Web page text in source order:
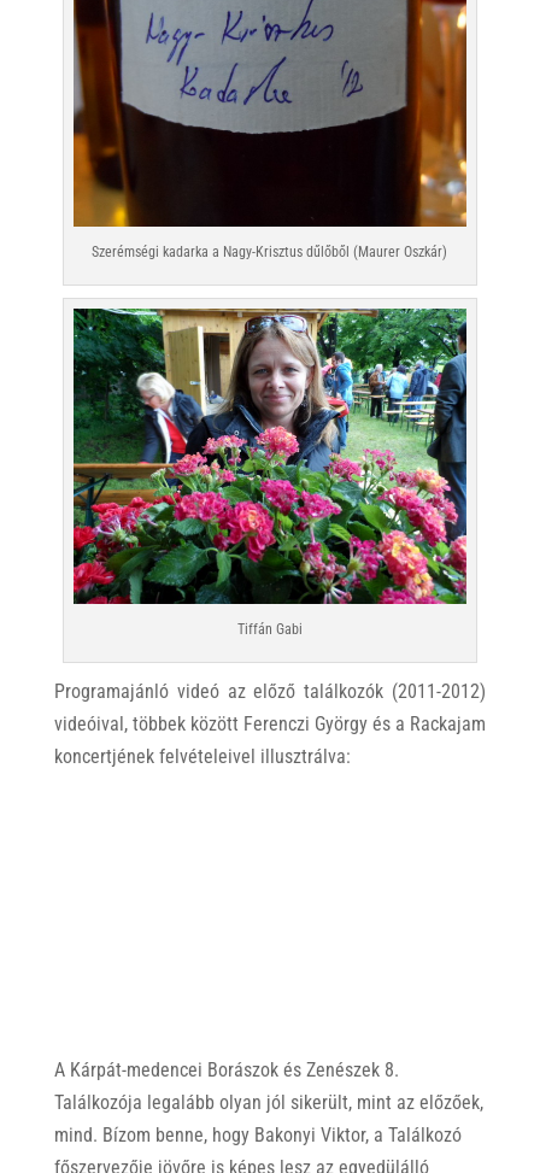
Szerémségi kadarka a Nagy-Krisztus dűlőből (Maurer Oszkár)
Tiffán Gabi
Programajánló videó az előző találkozók (2011-2012)
videóival, többek között Ferenczi György és a Rackajam
koncertjének felvételeivel illusztrálva:
A Kárpát-medencei Borászok és Zenészek 8.
Találkozója legalább olyan jól sikerült, mint az előzőek,
mind. Bízom benne, hogy Bakonyi Viktor, a Találkozó
főszervezője jövőre is képes lesz az egyedülálló